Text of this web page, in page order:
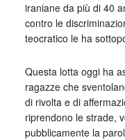
iraniane da più di 40
contro le
teocratico le ha
Questa lotta oggi ha
ragazze che
di rivolta e di
riprendono le strade,
pubblicamente la